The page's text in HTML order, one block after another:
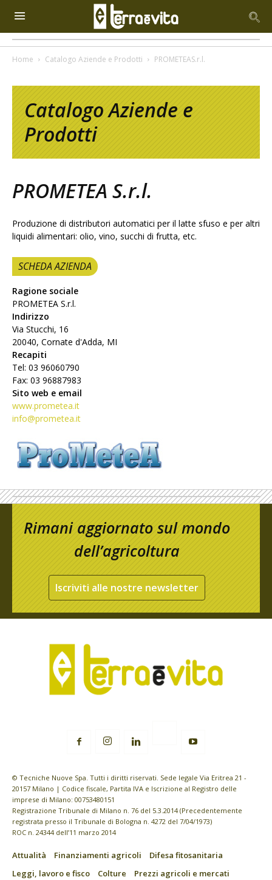
Home Catalogo Aziende e Prodotti PROMETEAS.r.l.
Catalogo Aziende e
Prodotti
PROMETEA S.r.l.
Produzione di distributori automatici per il latte sfuso e per altri
liquidi alimentari: olio, vino, succhi di frutta, etc.
SCHEDA AZIENDA
Ragione sociale
PROMETEA S.r.l.
Indirizzo
Via Stucchi, 16
20040, Cornate d'Adda, MI
Recapiti
Tel: 03 96060790
Fax: 03 96887983
Sito web e email
www.prometea.it
info@prometea.it
Rimani aggiornato sul mondo
dell’agricoltura
Iscriviti alle nostre newsletter
© Tecniche Nuove Spa. Tutti i diritti riservati. Sede legale Via Eritrea 21 -
20157 Milano | Codice fiscale, Partita IVA e Iscrizione al Registro delle
imprese di Milano: 00753480151
Registrazione Tribunale di Milano n. 76 del 5.3.2014 (Precedentemente
registrata presso il Tribunale di Bologna n. 4272 del 7/04/1973)
ROC n. 24344 dell’11 marzo 2014
Attualità Finanziamenti agricoli
Difesa fitosanitaria
Leggi, lavoro e fisco
Colture
Prezzi agricoli e mercati